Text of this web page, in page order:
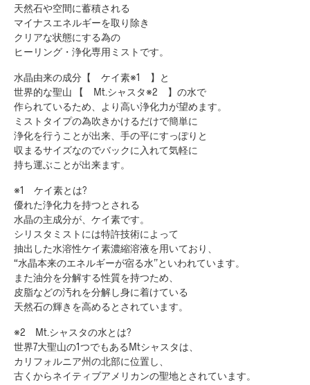
天然石や空間に蓄積される
マイナスエネルギーを取り除き
クリアな状態にする為の
ヒーリング・浄化専用ミストです。
水晶由来の成分【 ケイ素※1 】と
世界的な聖山 【 Mt.シャスタ※2 】の水で
作られているため、より高い浄化力が望めます。
ミストタイプの為吹きかけるだけで簡単に
浄化を行うことが出来、手の平にすっぽりと
収まるサイズなのでバックに入れて気軽に
持ち運ぶことが出来ます。
※1 ケイ素とは?
優れた浄化力を持つとされる
水晶の主成分が、ケイ素です。
シリスタミストには特許技術によって
抽出した水溶性ケイ素濃縮溶液を用いており、
“水晶本来のエネルギーが宿る水”といわれています。
また油分を分解する性質を持つため、
皮脂などの汚れを分解し身に着けている
天然石の輝きを高めるとされています。
※2 Mt.シャスタの水とは?
世界7大聖山の1つでもあるMtシャスタは、
カリフォルニア州の北部に位置し、
古くからネイティブアメリカンの聖地とされています。